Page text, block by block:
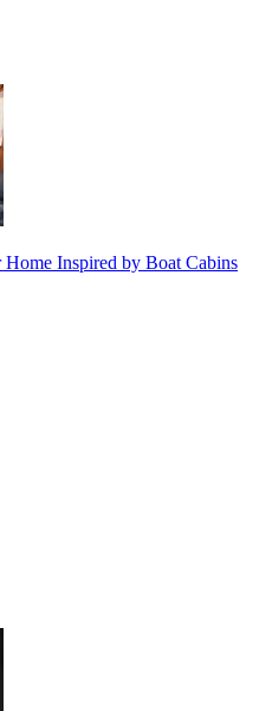
Inspired by Boat Cabins